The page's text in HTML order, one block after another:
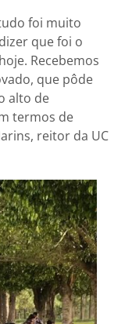
foi muito
que foi o
Recebemos
que pôde
alto de
termos de
reitor da UC